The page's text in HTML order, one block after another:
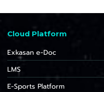
Cloud Platform
Exkasan e-Doc
LMS
E-Sports Platform